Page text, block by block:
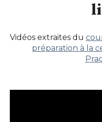
Vidéos extraites du
préparation à la